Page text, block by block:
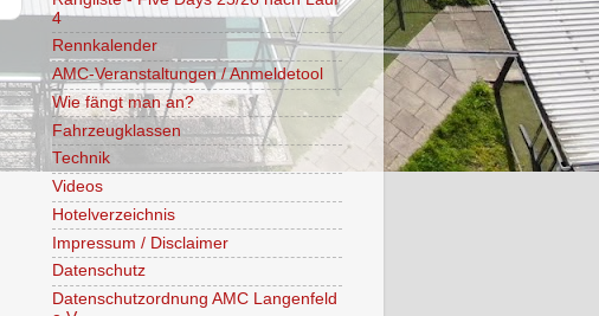
4
Rennkalender
AMC-Veranstaltungen / Anmeldetool
Wie fängt man an?
Fahrzeugklassen
Technik
Videos
Hotelverzeichnis
Impressum / Disclaimer
Datenschutz
Datenschutzordnung AMC Langenfeld